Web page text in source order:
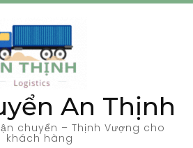
An Thịnh
chuyển – Thịnh Vượng cho
khách hàng